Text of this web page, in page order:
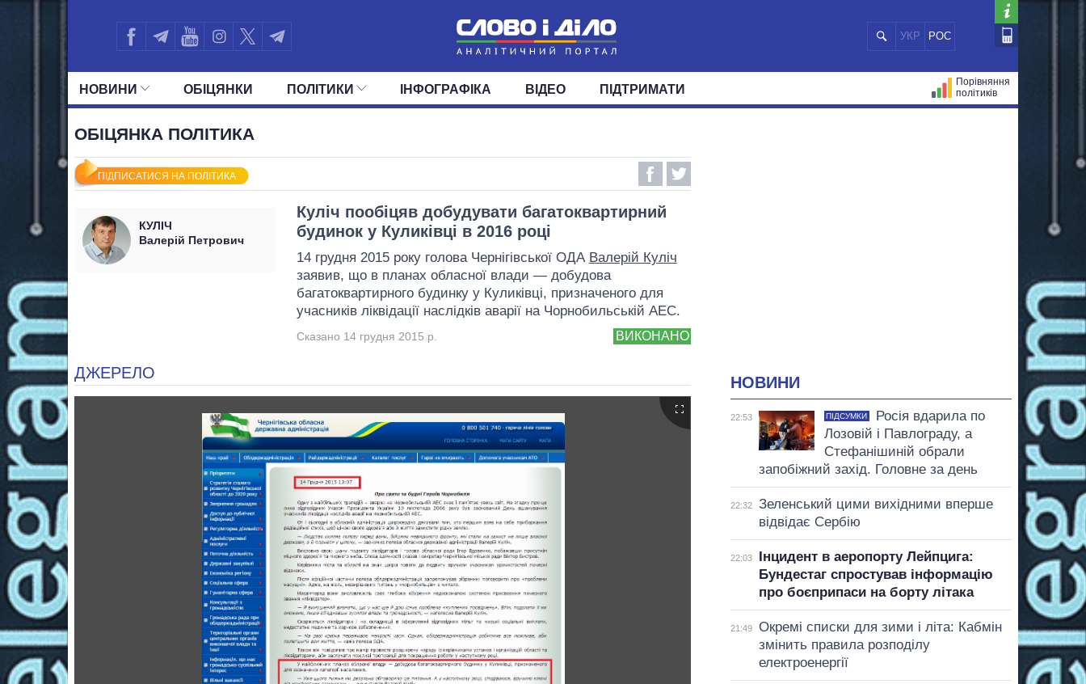
УКР РОС
НОВИНИ
СВІТ
ОБIЦЯНКИ ПОЛIТИКИ
ОКРУГИ
ІНФОГРАФІКА ВІДЕО ПІДТРИМАТИ
Порівняння
політиків
ОБІЦЯНКА ПОЛІТИКА
ПІДПИСАТИСЯ НА ПОЛІТИКА
КУЛІЧ
Валерій Петрович
Куліч пообіцяв добудувати багатоквартирний
будинок у Куликівці в 2016 році
14 грудня 2015 року голова Чернігівської ОДА Валерій Куліч
заявив, що в планах обласної влади — добудова
багатоквартирного будинку у Куликівці, призначеного для
учасників ліквідації наслідків аварії на Чорнобильській АЕС.
ВИКОНАНО
Сказано 14 грудня 2015 р.
ДЖЕРЕЛО
НОВИНИ
22:53 ПІДСУМКИ
Росія вдарила по
Лозовій і Павлограду, а
Стефанішиній обрали
запобіжний захід. Головне за день
22:32
Зеленський цими вихідними вперше
відвідає Сербію
22:03
Інцидент в аеропорту Лейпцига:
Бундестаг спростував інформацію
про боєприпаси на борту літака
21:49
Окремі списки для зими і літа: Кабмін
змінить правила розподілу
електроенергії